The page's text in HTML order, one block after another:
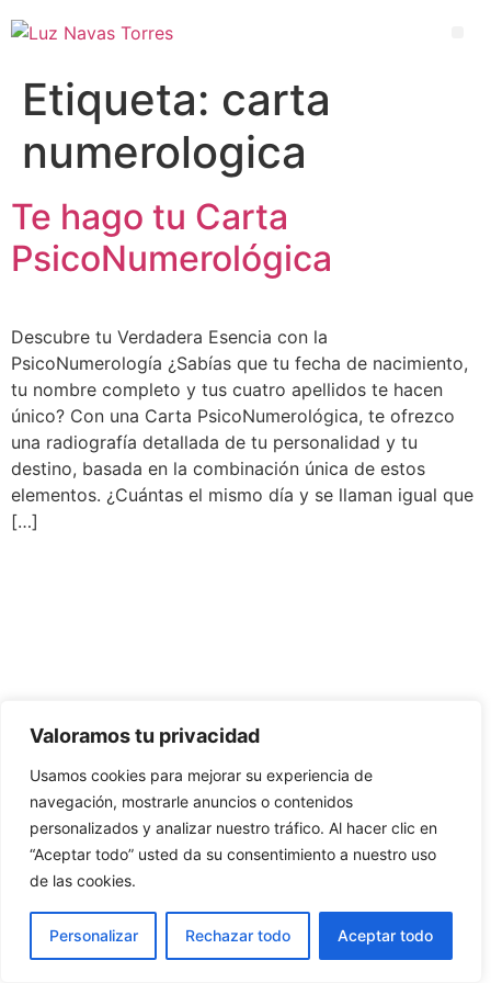
Valoramos tu privacidad
Usamos cookies para mejorar su experiencia de
navegación, mostrarle anuncios o contenidos
personalizados y analizar nuestro tráfico. Al hacer clic en
“Aceptar todo” usted da su consentimiento a nuestro uso
de las cookies.
Personalizar Rechazar todo Aceptar todo
Etiqueta: carta
numerologica
Te hago tu Carta
PsicoNumerológica
Descubre tu Verdadera Esencia con la
PsicoNumerología ¿Sabías que tu fecha de nacimiento,
tu nombre completo y tus cuatro apellidos te hacen
único? Con una Carta PsicoNumerológica, te ofrezco
una radiografía detallada de tu personalidad y tu
destino, basada en la combinación única de estos
elementos. ¿Cuántas el mismo día y se llaman igual que
[…]